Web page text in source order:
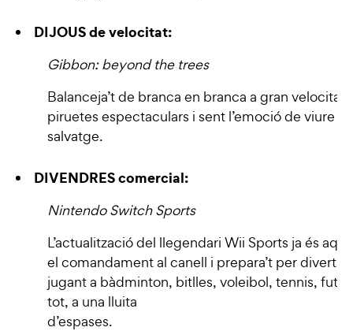
DIJOUS de velocitat:
Gibbon: beyond the trees
Balanceja’t de branca en branca a gran
piruetes espectaculars i sent l’emoció de viure a
salvatge.
DIVENDRES comercial:
Nintendo Switch Sports
L’actualització del llegendari Wii Sports ja és
el comandament al canell i prepara’t per
jugant a bàdminton, bitlles, voleibol, tennis,
tot, a una lluita
d’espases.